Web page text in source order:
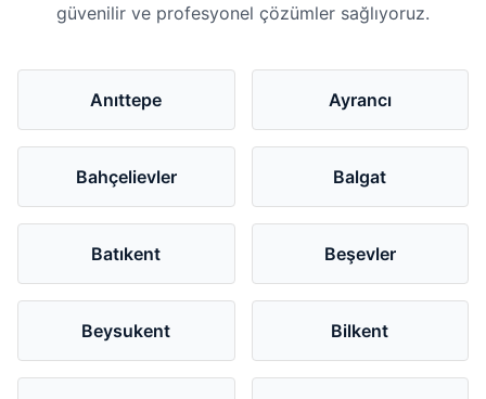
güvenilir ve profesyonel çözümler sağlıyoruz.
Anıttepe Ayrancı
Bahçelievler Balgat
Batıkent Beşevler
Beysukent Bilkent